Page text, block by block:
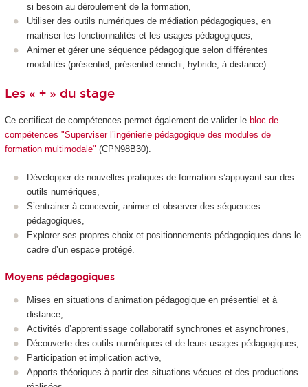
si besoin au déroulement de la formation,
Utiliser des outils numériques de médiation pédagogiques, en
maitriser les fonctionnalités et les usages pédagogiques,
Animer et gérer une séquence pédagogique selon différentes
modalités (présentiel, présentiel enrichi, hybride, à distance)
Les « + » du stage
Ce certificat de compétences permet également de valider le bloc de
compétences "Superviser l’ingénierie pédagogique des modules de
formation multimodale" (CPN98B30).
Développer de nouvelles pratiques de formation s’appuyant sur des
outils numériques,
S’entrainer à concevoir, animer et observer des séquences
pédagogiques,
Explorer ses propres choix et positionnements pédagogiques dans le
cadre d’un espace protégé.
Moyens pédagogiques
Mises en situations d’animation pédagogique en présentiel et à
distance,
Activités d’apprentissage collaboratif synchrones et asynchrones,
Découverte des outils numériques et de leurs usages pédagogiques,
Participation et implication active,
Apports théoriques à partir des situations vécues et des productions